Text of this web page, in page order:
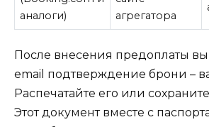
аналоги)
агрегатора
После внесения предоплаты вы
email подтверждение брони –
Распечатайте его или
Этот документ вместе с